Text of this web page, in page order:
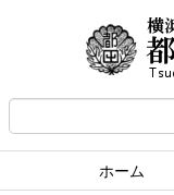
ホーム